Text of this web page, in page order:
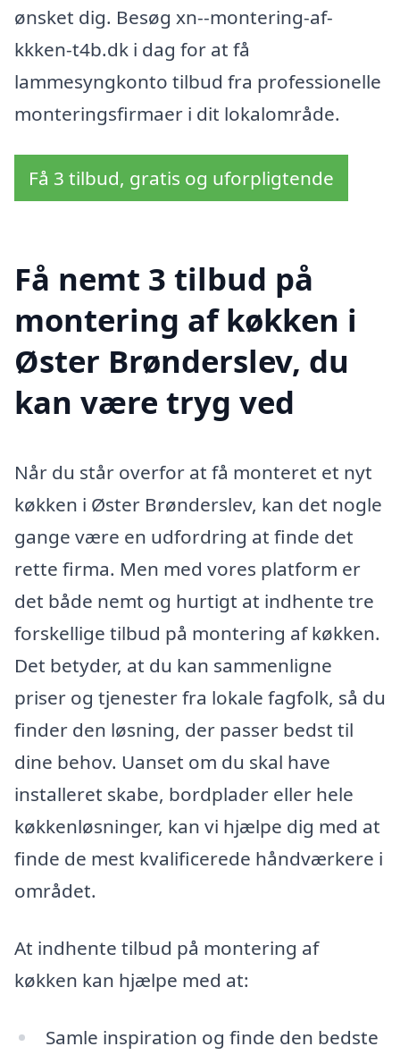
ønsket dig. Besøg xn--montering-af-
kkken-t4b.dk i dag for at få
lammesyngkonto tilbud fra professionelle
monteringsfirmaer i dit lokalområde.
Få 3 tilbud, gratis og uforpligtende
Få nemt 3 tilbud på
montering af køkken i
Øster Brønderslev, du
kan være tryg ved
Når du står overfor at få monteret et nyt
køkken i Øster Brønderslev, kan det nogle
gange være en udfordring at finde det
rette firma. Men med vores platform er
det både nemt og hurtigt at indhente tre
forskellige tilbud på montering af køkken.
Det betyder, at du kan sammenligne
priser og tjenester fra lokale fagfolk, så du
finder den løsning, der passer bedst til
dine behov. Uanset om du skal have
installeret skabe, bordplader eller hele
køkkenløsninger, kan vi hjælpe dig med at
finde de mest kvalificerede håndværkere i
området.
At indhente tilbud på montering af
køkken kan hjælpe med at:
Samle inspiration og finde den bedste